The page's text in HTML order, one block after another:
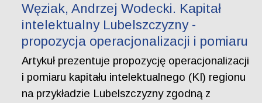
Węziak, Andrzej Wodecki. Kapitał
intelektualny Lubelszczyzny -
propozycja operacjonalizacji i pomiaru
Artykuł prezentuje propozycję operacjonalizacji
i pomiaru kapitału intelektualnego (KI) regionu
na przykładzie Lubelszczyzny zgodną z